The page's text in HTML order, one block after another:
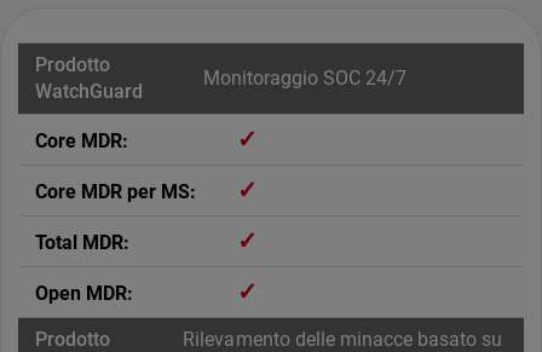
Monitoraggio SOC 24/7
✓
✓
✓
✓
Rilevamento delle minacce basato su